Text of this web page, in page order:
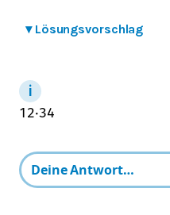
▾ Lösungsvorschlag
1 2⋅34